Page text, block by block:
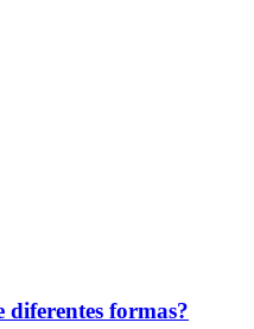
diferentes formas?